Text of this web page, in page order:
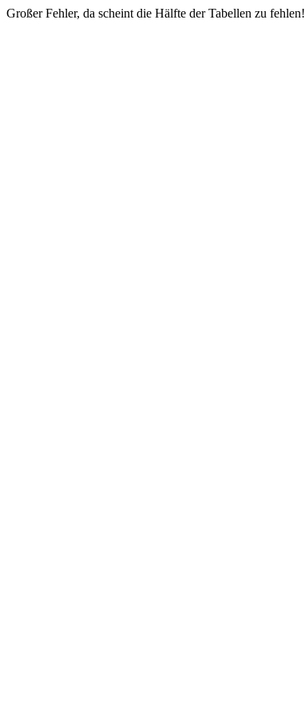
Großer Fehler, da scheint die Hälfte der Tabellen zu fehlen!